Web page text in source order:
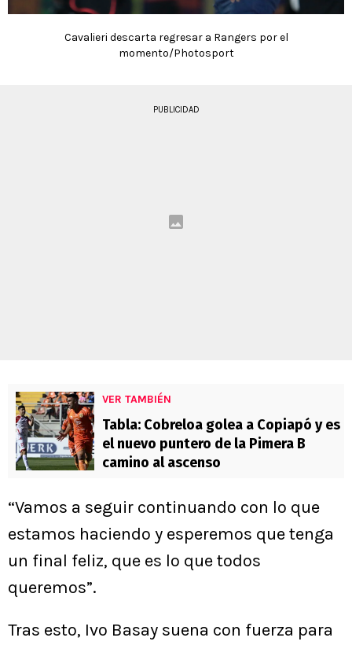
Cavalieri descarta regresar a Rangers por el
momento/Photosport
PUBLICIDAD
VER TAMBIÉN
Tabla: Cobreloa golea a Copiapó y es
el nuevo puntero de la Pimera B
camino al ascenso
“Vamos a seguir continuando con lo que
estamos haciendo y esperemos que tenga
un final feliz, que es lo que todos
queremos”.
Tras esto, Ivo Basay suena con fuerza para